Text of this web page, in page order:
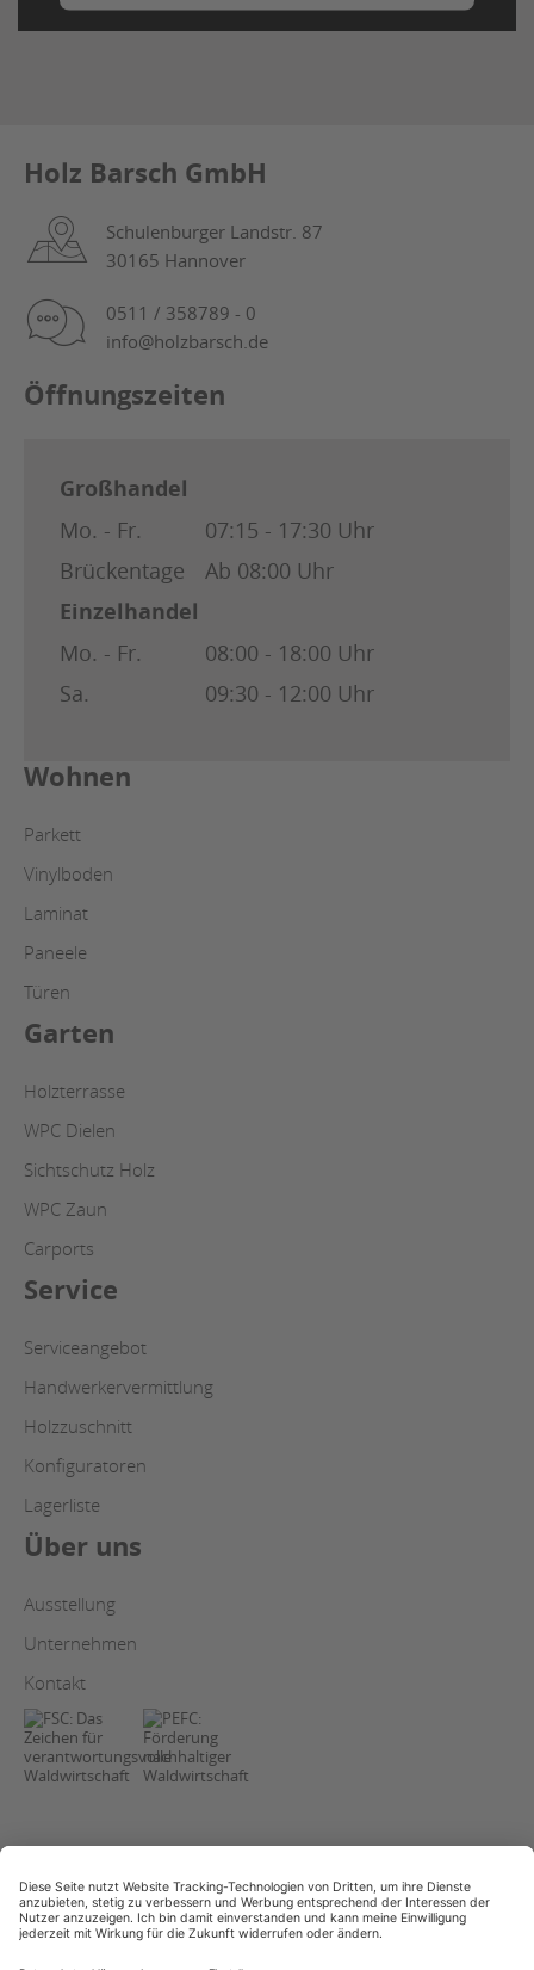
Holz Barsch GmbH
Schulenburger Landstr. 87
30165 Hannover
0511 / 358789 - 0
info@holzbarsch.de
Öffnungszeiten
Großhandel
Mo. - Fr.
07:15 - 17:30 Uhr
Brückentage
Ab 08:00 Uhr
Einzelhandel
Mo. - Fr.
08:00 - 18:00 Uhr
Sa.
09:30 - 12:00 Uhr
Wohnen
Parkett
Vinylboden
Laminat
Paneele
Türen
Garten
Holzterrasse
WPC Dielen
Sichtschutz Holz
WPC Zaun
Carports
Service
Serviceangebot
Handwerkervermittlung
Holzzuschnitt
Konfiguratoren
Lagerliste
Über uns
Ausstellung
Unternehmen
Kontakt